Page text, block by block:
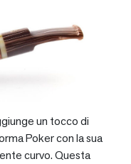
un tocco di
Poker con la sua
curvo. Questa